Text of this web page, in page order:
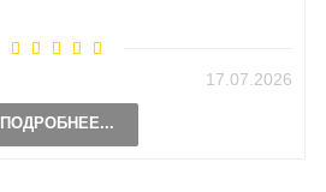
17.07.2026
ПОДРОБНЕЕ...